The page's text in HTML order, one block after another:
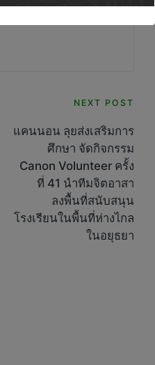
NEXT POST
แคนนอน ลุยส่งเสริมการ
ศึกษา จัดกิจกรรม
Canon Volunteer ครั้ง
ที่ 41 นำทีมจิตอาสา
ลงพื้นที่สนับสนุน
โรงเรียนในพื้นที่ห่างไกล
ในอยุธยา